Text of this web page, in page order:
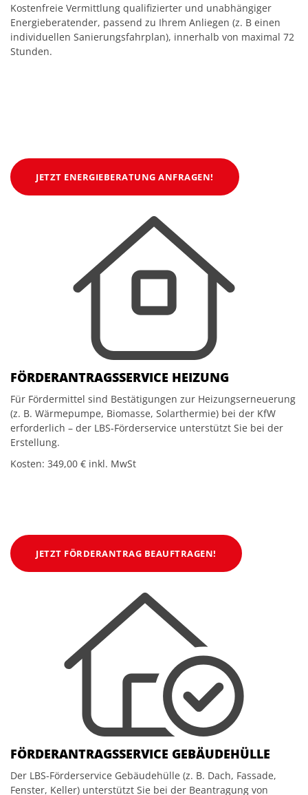
Kostenfreie Vermittlung qualifizierter und unabhängiger
Energieberatender, passend zu Ihrem Anliegen (z. B einen
individuellen Sanierungsfahrplan), innerhalb von maximal 72
Stunden.
JETZT ENERGIEBERATUNG ANFRAGEN!
FÖRDERANTRAGSSERVICE HEIZUNG
Für Fördermittel sind Bestätigungen zur Heizungserneuerung
(z. B. Wärmepumpe, Biomasse, Solarthermie) bei der KfW
erforderlich – der LBS-Förderservice unterstützt Sie bei der
Erstellung.
Kosten: 349,00 € inkl. MwSt
JETZT FÖRDERANTRAG BEAUFTRAGEN!
FÖRDERANTRAGSSERVICE GEBÄUDEHÜLLE
Der LBS-Förderservice Gebäudehülle (z. B. Dach, Fassade,
Fenster, Keller) unterstützt Sie bei der Beantragung von